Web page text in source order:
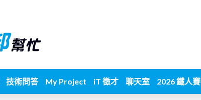
技術問答 My Project iT 徵才 聊天室 2026 鐵人賽